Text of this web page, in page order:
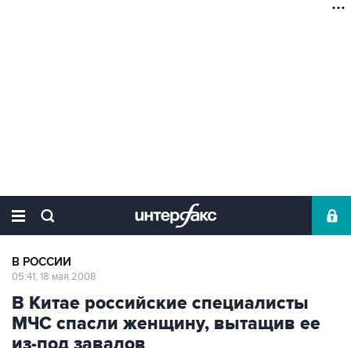
В РОССИИ
05:41, 18 мая 2008
В Китае российские специалисты
МЧС спасли женщину, вытащив ее